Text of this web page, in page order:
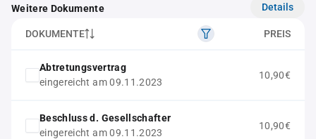
Weitere Dokumente Details
DOKUMENTE PREIS
Abtretungsvertrag
eingereicht am 09.11.2023
10,90€
Beschluss d. Gesellschafter
eingereicht am 09.11.2023
10,90€